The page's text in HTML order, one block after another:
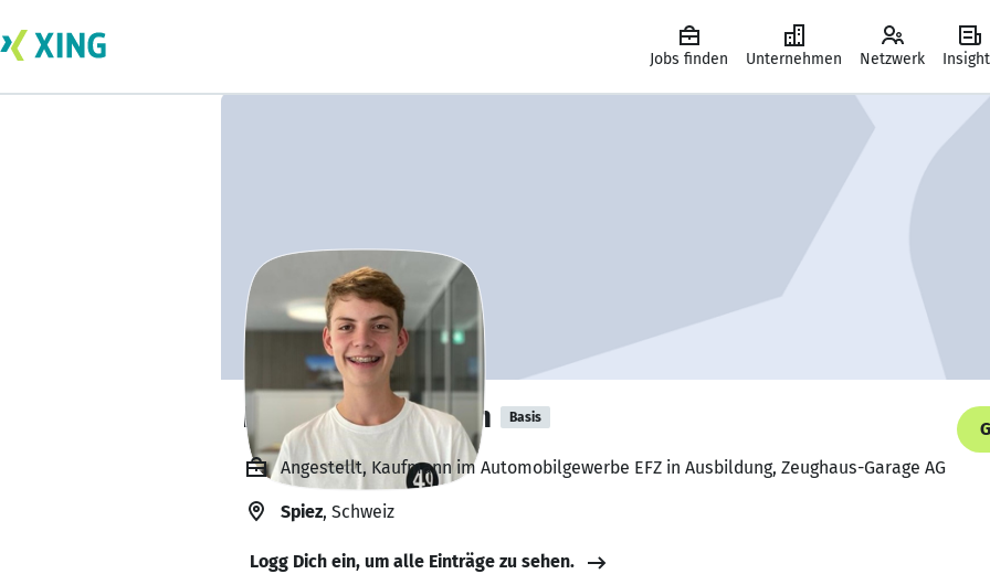
Jobs finden Unternehmen Netzwerk
Mattia Zurbuchen Basis
Angestellt, Kaufmann im Automobilgewerbe EFZ in Ausbildung, Zeughaus-Garage AG
Spiez, Schweiz
Logg Dich ein, um alle Einträge zu sehen.